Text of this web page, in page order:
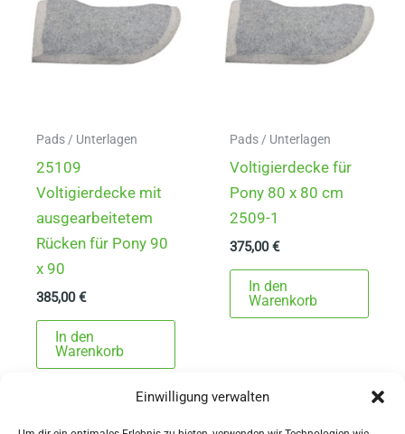
Einwilligung verwalten
Pads / Unterlagen
25109
Voltigierdecke mit
ausgearbeitetem
Rücken für Pony 90
x 90
385,00€
In den
Warenkorb
Pads / Unterlagen
Voltigierdecke für
Pony 80 x 80 cm
2509-1
375,00€
In den
Warenkorb